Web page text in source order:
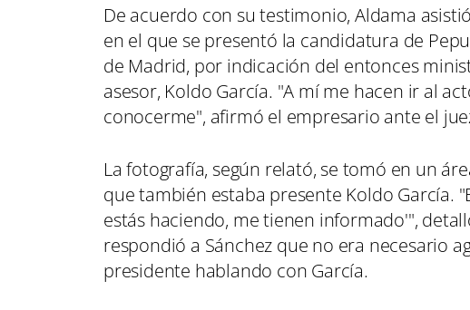
De acuerdo con su testimonio, Aldama
en el que se presentó la candidatura de
de Madrid, por indicación del entonces
asesor, Koldo García. "A mí me hacen ir al
conocerme", afirmó el empresario ante el
La fotografía, según relató, se tomó en un
que también estaba presente Koldo García.
estás haciendo, me tienen informado'",
respondió a Sánchez que no era necesario
presidente hablando con García.